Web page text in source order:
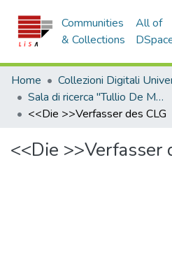
Communities
& Collections
All of
Home
Sala di ricerca "Tullio De Mauro"
<<Die >>Verfasser des CLG
<<Die >>Verfasser